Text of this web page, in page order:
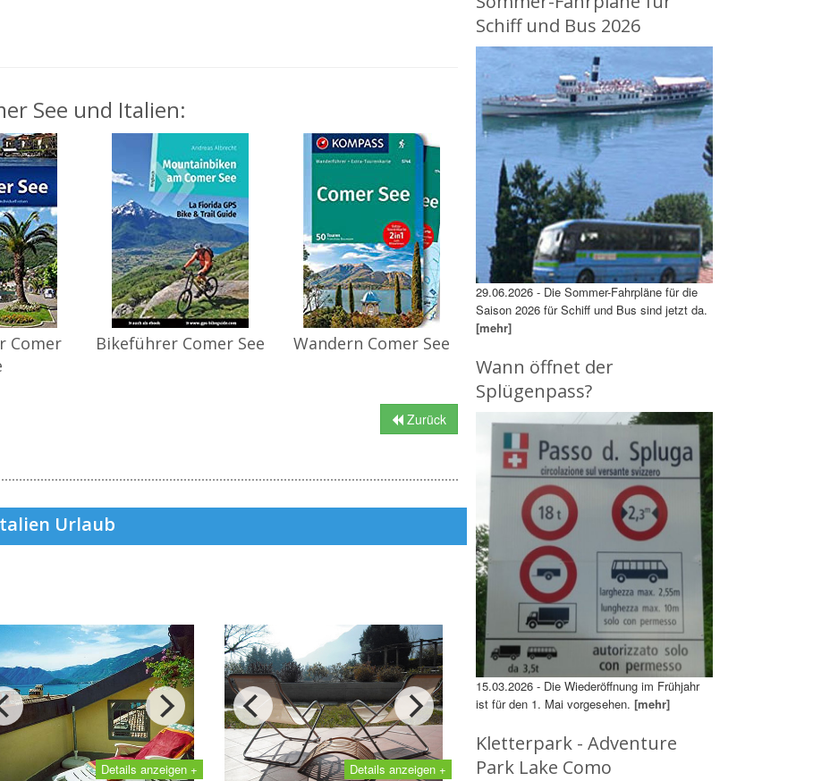
See und Italien:
Comer
Bikeführer Comer See Wandern Comer See
Zurück
Urlaub
Details anzeigen + Details anzeigen +
Schiff und Bus 2026
29.06.2026 - Die Sommer-Fahrpläne für die
Saison 2026 für Schiff und Bus sind jetzt da.
[mehr]
Wann öffnet der
Splügenpass?
15.03.2026 - Die Wiederöffnung im Frühjahr
ist für den 1. Mai vorgesehen. [mehr]
Kletterpark - Adventure
Park Lake Como